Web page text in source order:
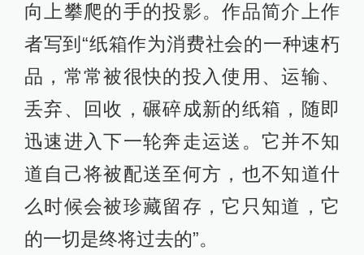
向上攀爬的手的投影。作品简介上作
者写到“纸箱作为消费社会的一种速朽
品，常常被很快的投入使用、运输、
丢弃、回收，碾碎成新的纸箱，随即
迅速进入下一轮奔走运送。它并不知
道自己将被配送至何方，也不知道什
么时候会被珍藏留存，它只知道，它
的一切是终将过去的”。